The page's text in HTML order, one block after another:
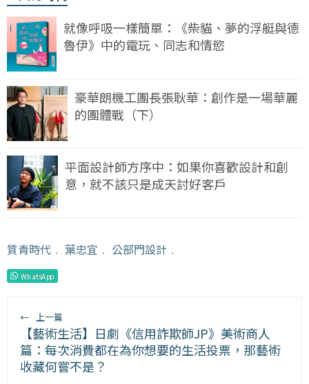
就像呼吸一樣簡單：《柴貓、夢的浮艇與德
魯伊》中的電玩、同志和情慾
豪華朗機工團長張耿華：創作是一場華麗
的團體戰（下）
平面設計師方序中：如果你喜歡設計和創
意，就不該只是成天討好客戶
質青時代 ﹒ 葉忠宜 ﹒ 公部門設計 ﹒
WhatsApp
← 上一篇
【藝術生活】日劇《信用詐欺師JP》美術商人
篇：每次消費都在為你想要的生活投票，那藝術
收藏何嘗不是？